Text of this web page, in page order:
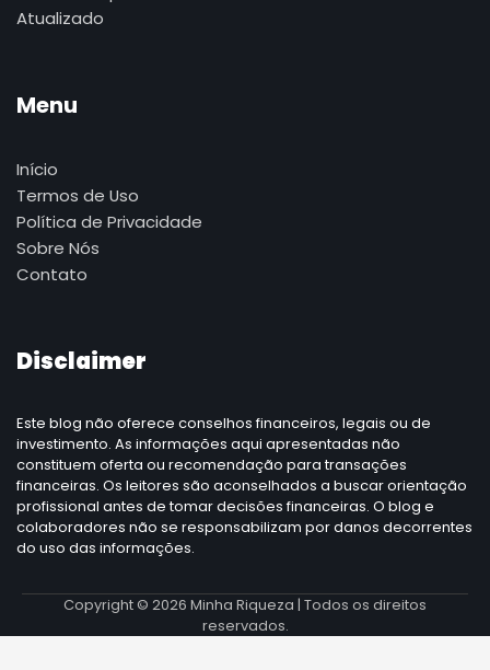
Atualizado
Menu
Início
Termos de Uso
Política de Privacidade
Sobre Nós
Contato
Disclaimer
Este blog não oferece conselhos financeiros, legais ou de
investimento. As informações aqui apresentadas não
constituem oferta ou recomendação para transações
financeiras. Os leitores são aconselhados a buscar orientação
profissional antes de tomar decisões financeiras. O blog e
colaboradores não se responsabilizam por danos decorrentes
do uso das informações.
Copyright © 2026 Minha Riqueza | Todos os direitos
reservados.